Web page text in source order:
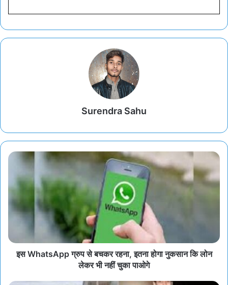
Surendra Sahu
इस WhatsApp ग्रुप से बचकर रहना, इतना होगा नुकसान कि लोन
लेकर भी नहीं चुका पाओगे